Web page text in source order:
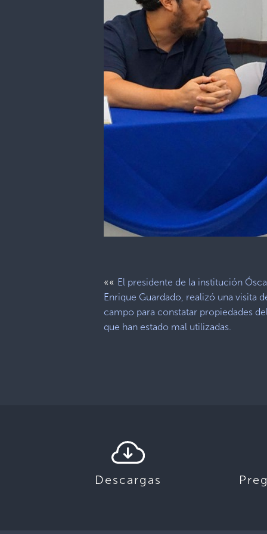
«« El presidente de la institución
Enrique Guardado, realizó una visita
campo para constatar propiedades
que han estado mal utilizadas.
Descargas